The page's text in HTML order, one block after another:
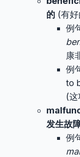
的 (有
例
康
例
to
(
发生故
例